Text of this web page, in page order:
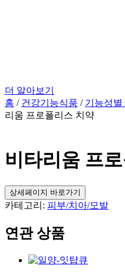
더 알아보기
홈 / 건강기능식품 / 기능성별
리움 프로폴리스 치약
비타리움 프
상세페이지 바로가기
카테고리: 피부/치아/모발
연관 상품